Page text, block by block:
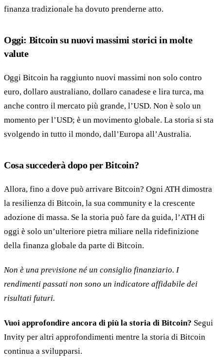
finanza tradizionale ha dovuto prenderne atto.
Oggi: Bitcoin su nuovi massimi storici in molte
valute
Oggi Bitcoin ha raggiunto nuovi massimi non solo contro
euro, dollaro australiano, dollaro canadese e lira turca, ma
anche contro il mercato più grande, l’USD. Non è solo un
momento per l’USD; è un movimento globale. La storia si sta
svolgendo in tutto il mondo, dall’Europa all’Australia.
Cosa succederà dopo per Bitcoin?
Allora, fino a dove può arrivare Bitcoin? Ogni ATH dimostra
la resilienza di Bitcoin, la sua community e la crescente
adozione di massa. Se la storia può fare da guida, l’ATH di
oggi è solo un’ulteriore pietra miliare nella ridefinizione
della finanza globale da parte di Bitcoin.
Non è una previsione né un consiglio finanziario. I
rendimenti passati non sono un indicatore affidabile dei
risultati futuri.
Vuoi approfondire ancora di più la storia di Bitcoin? Segui
Invity per altri approfondimenti mentre la storia di Bitcoin
continua a svilupparsi.